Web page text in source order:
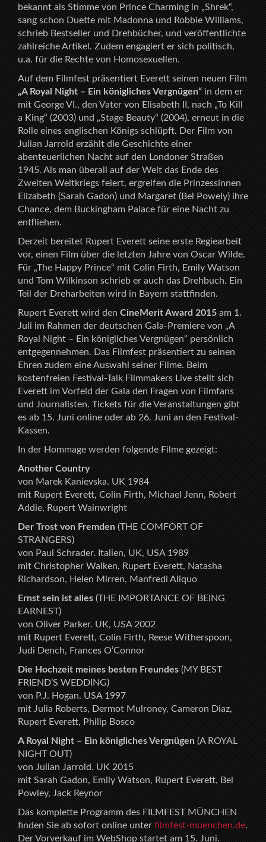
bekannt als Stimme von Prince Charming in „Shrek“,
sang schon Duette mit Madonna und Robbie Williams,
schrieb Bestseller und Drehbücher, und veröffentlichte
zahlreiche Artikel. Zudem engagiert er sich politisch,
u.a. für die Rechte von Homosexuellen.
Auf dem Filmfest präsentiert Everett seinen neuen Film
„A Royal Night – Ein königliches Vergnügen“in dem er
mit George VI., den Vater von Elisabeth II, nach „To Kill
a King“ (2003) und „Stage Beauty“ (2004), erneut in die
Rolle eines englischen Königs schlüpft. Der Film von
Julian Jarrold erzählt die Geschichte einer
abenteuerlichen Nacht auf den Londoner Straßen
1945. Als man überall auf der Welt das Ende des
Zweiten Weltkriegs feiert, ergreifen die Prinzessinnen
Elizabeth (Sarah Gadon) und Margaret (Bel Powely) ihre
Chance, dem Buckingham Palace für eine Nacht zu
entfliehen.
Derzeit bereitet Rupert Everett seine erste Regiearbeit
vor, einen Film über die letzten Jahre von Oscar Wilde.
Für „The Happy Prince“ mit Colin Firth, Emily Watson
und Tom Wilkinson schrieb er auch das Drehbuch. Ein
Teil der Dreharbeiten wird in Bayern stattfinden.
Rupert Everett wird denCineMerit Award 2015am 1.
Juli im Rahmen der deutschen Gala-Premiere von „A
Royal Night – Ein königliches Vergnügen“ persönlich
entgegennehmen. Das Filmfest präsentiert zu seinen
Ehren zudem eine Auswahl seiner Filme. Beim
kostenfreien Festival-Talk Filmmakers Live stellt sich
Everett im Vorfeld der Gala den Fragen von Filmfans
und Journalisten. Tickets für die Veranstaltungen gibt
es ab 15. Juni online oder ab 26. Juni an den Festival-
Kassen.
In der Hommage werden folgende Filme gezeigt:
Another Country
von Marek Kanievska. UK 1984
mit Rupert Everett, Colin Firth, Michael Jenn, Robert
Addie, Rupert Wainwright
Der Trost von Fremden(THE COMFORT OF
STRANGERS)
von Paul Schrader. Italien, UK, USA 1989
mit Christopher Walken, Rupert Everett, Natasha
Richardson, Helen Mirren, Manfredi Aliquo
Ernst sein ist alles(THE IMPORTANCE OF BEING
EARNEST)
von Oliver Parker. UK, USA 2002
mit Rupert Everett, Colin Firth, Reese Witherspoon,
Judi Dench, Frances O’Connor
Die Hochzeit meines besten Freundes(MY BEST
FRIEND’S WEDDING)
von P.J. Hogan. USA 1997
mit Julia Roberts, Dermot Mulroney, Cameron Diaz,
Rupert Everett, Philip Bosco
A Royal Night – Ein königliches Vergnügen(A ROYAL
NIGHT OUT)
von Julian Jarrold. UK 2015
mit Sarah Gadon, Emily Watson, Rupert Everett, Bel
Powley, Jack Reynor
Das komplette Programm des FILMFEST MÜNCHEN
finden Sie ab sofort online unterfilmfest-muenchen.de.
Der Vorverkauf im WebShop startet am 15. Juni.